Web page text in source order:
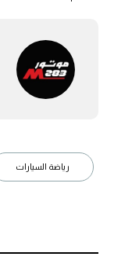
رياضة السيارات